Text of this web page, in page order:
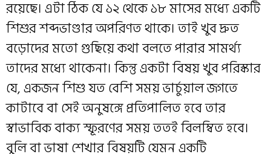
রয়েছে। এটা ঠিক যে ১২ থেকে ১৮ মাসের মধ্যে একটি
শিশুর শব্দভাণ্ডার অপরিণত থাকে। তাই খুব দ্রুত
বড়োদের মতো গুছিয়ে কথা বলতে পারার সামর্থ্য
তাদের মধ্যে থাকেনা। কিন্তু একটা বিষয় খুব পরিস্কার
যে, একজন শিশু যত বেশি সময় ভার্চুয়াল জগতে
কাটাবে বা সেই অনুষঙ্গে প্রতিপালিত হবে তার
স্বাভাবিক বাক্য স্ফূরণের সময় তত‌ই বিলম্বিত হবে।
বুলি বা ভাষা শেখার বিষয়টি যেমন একটি